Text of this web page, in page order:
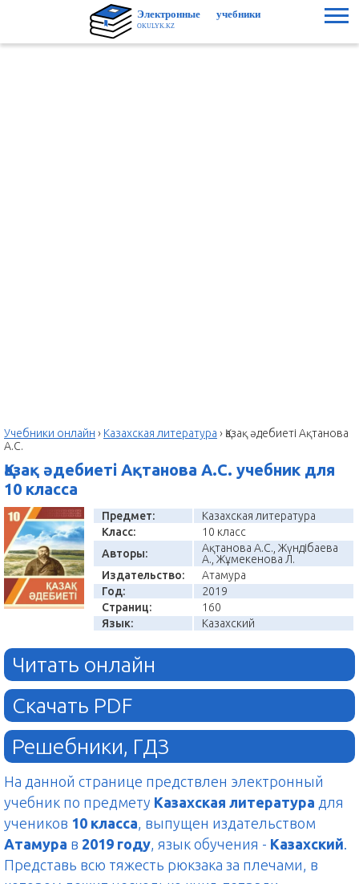
Учебники онлайн › Казахская литература › Қазақ әдебиеті Ақтанова
А.С.
Қазақ әдебиеті Ақтанова А.С. учебник для
10 класса
Предмет:
Казахская литература
Класс:
10 класс
Авторы:
Ақтанова А.С., Жүндібаева
А., Жұмекенова Л.
Издательство:
Атамура
Год:
2019
Страниц:
160
Язык:
Казахский
Читать онлайн
Скачать PDF
Решебники, ГДЗ
На данной странице предствлен электронный
учебник по предмету Казахская литература для
учеников 10 класса, выпущен издательством
Атамура в 2019 году, язык обучения - Казахский.
Представь всю тяжесть рюкзака за плечами, в